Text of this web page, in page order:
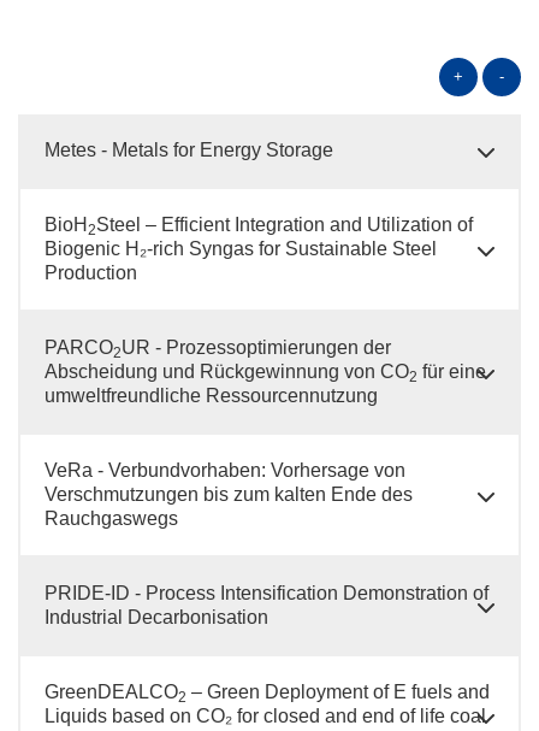
+ -
Metes - Metals for Energy Storage
BioH 2Steel – Efficient Integration and Utilization of
Biogenic H₂-rich Syngas for Sustainable Steel
Production
PARCO2UR - Prozessoptimierungen der
Abscheidung und Rückgewinnung von CO2 für eine
umweltfreundliche Ressourcennutzung
VeRa - Verbundvorhaben: Vorhersage von
Verschmutzungen bis zum kalten Ende des
Rauchgaswegs
PRIDE-ID - Process Intensification Demonstration of
Industrial Decarbonisation
GreenDEALCO2 – Green Deployment of E fuels and
Liquids based on CO₂ for closed and end of life coal